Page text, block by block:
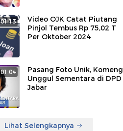
01:13
Video OJK Catat Piutang
Pinjol Tembus Rp 75,02 T
Per Oktober 2024
01:04
Pasang Foto Unik, Komeng
Unggul Sementara di DPD
Jabar
Lihat Selengkapnya